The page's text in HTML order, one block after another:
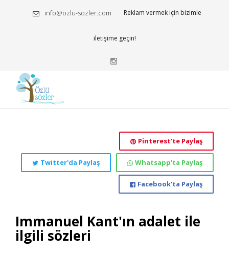
info@ozlu-sozler.com Reklam vermek için bizimle
iletişime geçin!
Pinterest'te Paylaş
Whatsapp'ta Paylaş
Twitter'da Paylaş
Facebook'ta Paylaş
Immanuel Kant'ın adalet ile
ilgili sözleri